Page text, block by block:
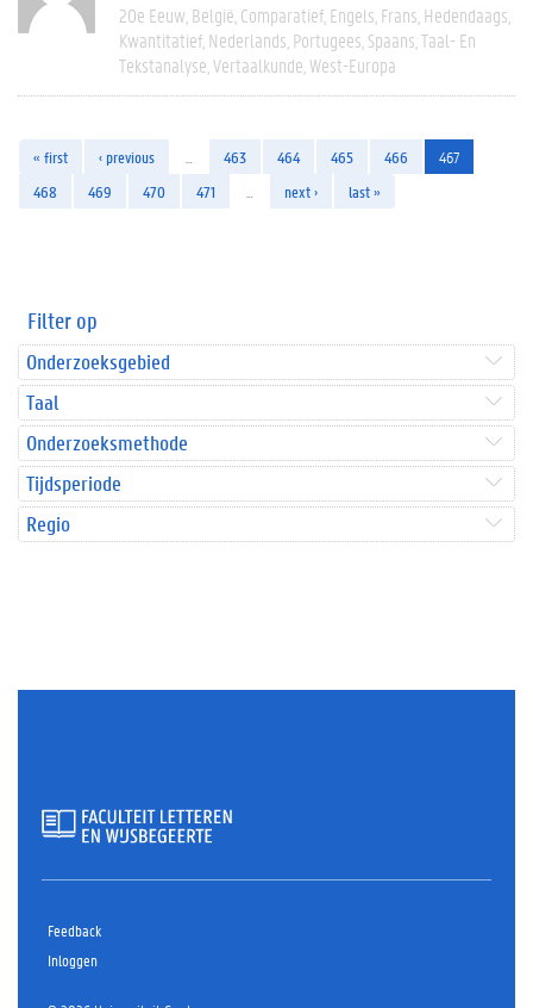
20e Eeuw België Comparatief Engels Frans Hedendaags
Kwantitatief Nederlands Portugees Spaans Taal- En
Tekstanalyse Vertaalkunde West-Europa
« first ‹ previous 463 464 465 466
467
468
469 470 471 next › last »
Filter op
Onderzoeksgebied
Taal
Onderzoeksmethode
Tijdsperiode
Regio
Feedback
Inloggen